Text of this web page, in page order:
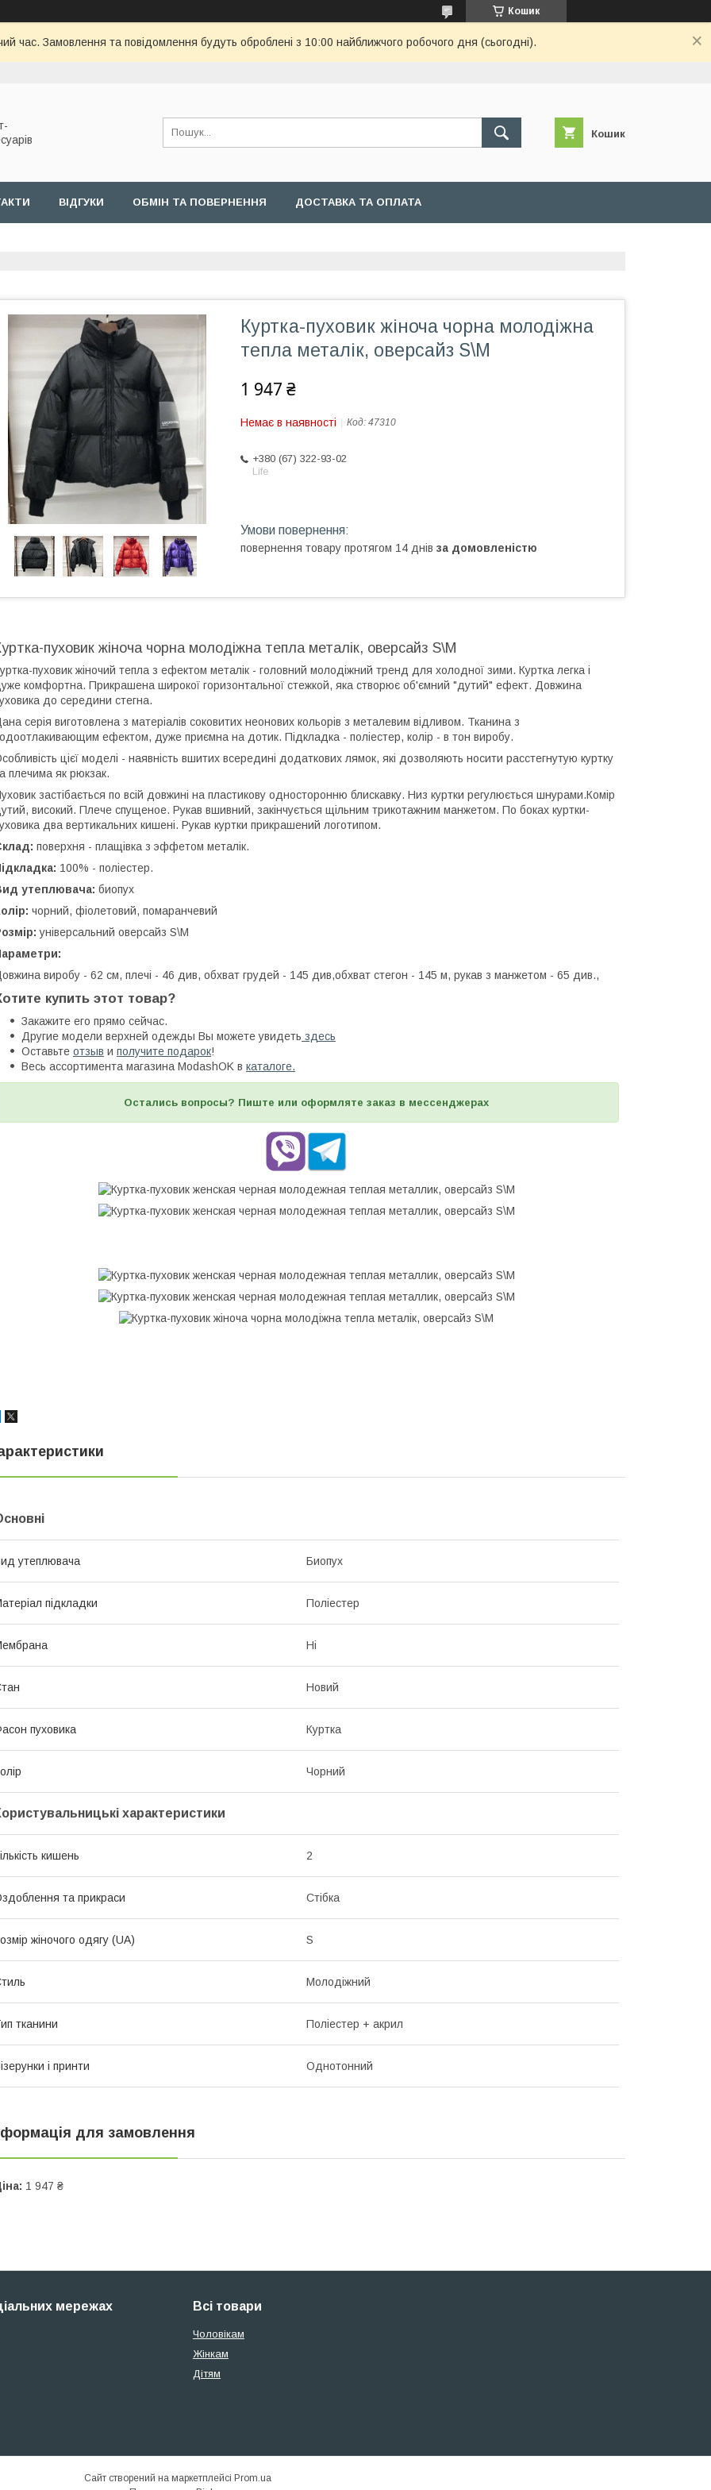
Кошик
час. Замовлення та повідомлення будуть оброблені з 10:00 найближчого робочого дня (сьогодні).
Кошик
ВІДГУКИ ОБМІН ТА ПОВЕРНЕННЯ ДОСТАВКА ТА ОПЛАТА
Куртка-пуховик жіноча чорна молодіжна
тепла металік, оверсайз S\M
1 947 ₴
Немає в наявності Код: 47310
+380 (67) 322-93-02
Life
повернення товару протягом 14 днів за домовленістю
пуховик жіноча чорна молодіжна тепла металік, оверсайз S\M
пуховик жіночий тепла з ефектом металік - головний молодіжний тренд для холодної зими. Куртка легка і
комфортна. Прикрашена широкої горизонтальної стежкой, яка створює об'ємний "дутий" ефект. Довжина
до середини стегна.
серія виготовлена з матеріалів соковитих неонових кольорів з металевим відливом. Тканина з
ефектом, дуже приємна на дотик. Підкладка - поліестер, колір - в тон виробу.
цієї моделі - наявність вшитих всередині додаткових лямок, які дозволяють носити расстегнутую куртку
плечима як рюкзак.
застібається по всій довжині на пластикову односторонню блискавку. Низ куртки регулюється шнурами.Комір
високий. Плече спущеное. Рукав вшивний, закінчується щільним трикотажним манжетом. По боках куртки-
два вертикальних кишені. Рукав куртки прикрашений логотипом.
поверхня - плащівка з эффетом металік.
100% - поліестер.
утеплювача: биопух
чорний, фіолетовий, помаранчевий
універсальний оверсайз S\M
виробу - 62 см, плечі - 46 див, обхват грудей - 145 див,обхват стегон - 145 м, рукав з манжетом - 65 див.,
купить этот товар?
Закажите его прямо сейчас.
Другие модели верхней одежды Вы можете увидеть здесь
Оставьте отзыв и получите подарок!
Весь ассортимента магазина ModashOK в каталоге.
Остались вопросы? Пиште или оформляте заказ в мессенджерах
утеплювача Биопух
підкладки Поліестер
Ні
Новий
пуховика Куртка
Чорний
характеристики
кишень 2
та прикраси Стібка
жіночого одягу (UA) S
Молодіжний
тканини Поліестер + акрил
і принти Однотонний
для замовлення
1 947 ₴
мережах Всі товари
Чоловікам
Жінкам
Дітям
Сайт створений на маркетплейсі Prom.ua